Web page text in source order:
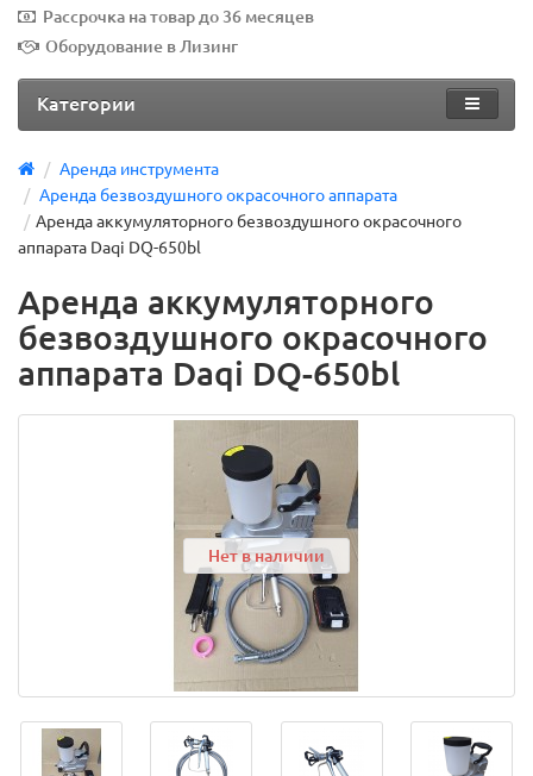
Рассрочка на товар до 36 месяцев
Оборудование в Лизинг
Категории
Аренда инструмента
Аренда безвоздушного окрасочного аппарата
Аренда аккумуляторного безвоздушного окрасочного
аппарата Daqi DQ-650bl
Аренда аккумуляторного
безвоздушного окрасочного
аппарата Daqi DQ-650bl
Нет в наличии